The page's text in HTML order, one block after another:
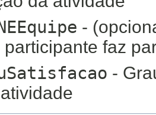
-
participante faz
-